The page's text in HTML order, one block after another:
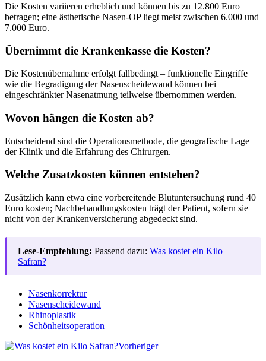
Die Kosten variieren erheblich und können bis zu 12.800 Euro
betragen; eine ästhetische Nasen-OP liegt meist zwischen 6.000 und
7.000 Euro.
Übernimmt die Krankenkasse die Kosten?
Die Kostenübernahme erfolgt fallbedingt – funktionelle Eingriffe
wie die Begradigung der Nasenscheidewand können bei
eingeschränkter Nasenatmung teilweise übernommen werden.
Wovon hängen die Kosten ab?
Entscheidend sind die Operationsmethode, die geografische Lage
der Klinik und die Erfahrung des Chirurgen.
Welche Zusatzkosten können entstehen?
Zusätzlich kann etwa eine vorbereitende Blutuntersuchung rund 40
Euro kosten; Nachbehandlungskosten trägt der Patient, sofern sie
nicht von der Krankenversicherung abgedeckt sind.
Lese-Empfehlung: Passend dazu: Was kostet ein Kilo
Safran?
Nasenkorrektur
Nasenscheidewand
Rhinoplastik
Schönheitsoperation
Vorheriger